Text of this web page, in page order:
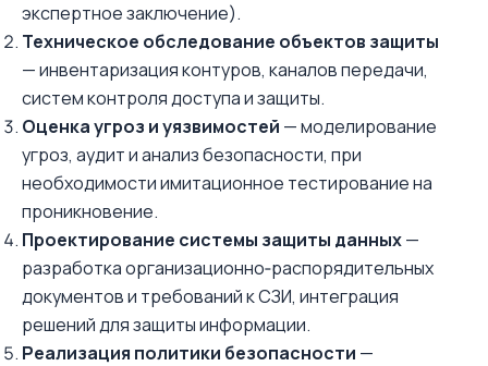
экспертное заключение).
Техническое обследование объектов защиты
— инвентаризация контуров, каналов передачи,
систем контроля доступа и защиты.
Оценка угроз и уязвимостей — моделирование
угроз, аудит и анализ безопасности, при
необходимости имитационное тестирование на
проникновение.
Проектирование системы защиты данных—
разработка организационно‑распорядительных
документов и требований к СЗИ, интеграция
решений для защиты информации.
Реализация политики безопасности —